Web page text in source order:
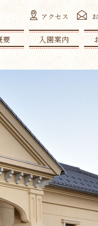
アクセス
要 入園案内